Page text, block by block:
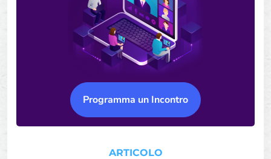
Programma un Incontro
ARTICOLO